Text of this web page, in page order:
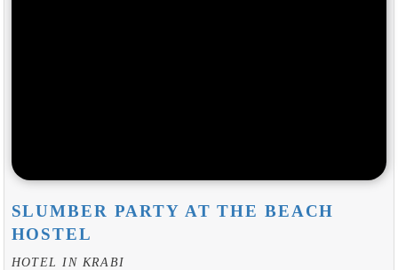
SLUMBER PARTY AT THE BEACH
HOSTEL
HOTEL IN KRABI